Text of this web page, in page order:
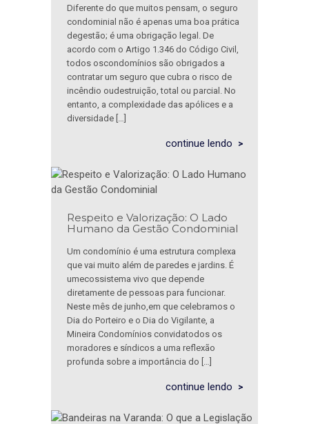
Diferente do que muitos pensam, o seguro
condominial não é apenas uma boa prática
degestão; é uma obrigação legal. De
acordo com o Artigo 1.346 do Código Civil,
todos oscondomínios são obrigados a
contratar um seguro que cubra o risco de
incêndio oudestruição, total ou parcial. No
entanto, a complexidade das apólices e a
diversidade […]
continue lendo
Respeito e Valorização: O Lado
Humano da Gestão Condominial
Um condomínio é uma estrutura complexa
que vai muito além de paredes e jardins. É
umecossistema vivo que depende
diretamente de pessoas para funcionar.
Neste mês de junho,em que celebramos o
Dia do Porteiro e o Dia do Vigilante, a
Mineira Condomínios convidatodos os
moradores e síndicos a uma reflexão
profunda sobre a importância do […]
continue lendo